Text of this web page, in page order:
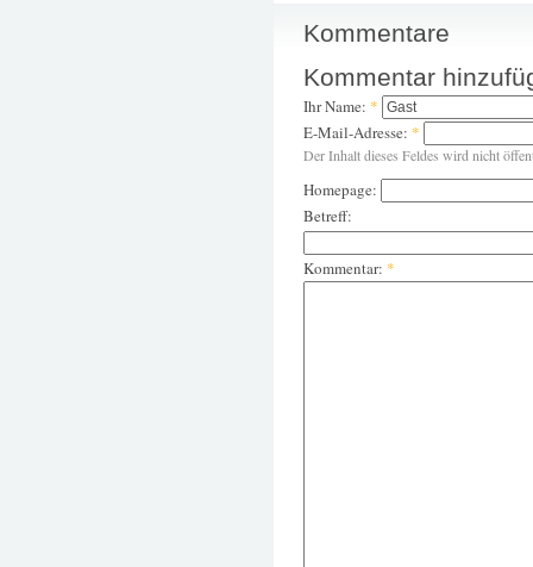
Kommentare
Kommentar
Ihr Name: *
E-Mail-Adresse: *
Der Inhalt dieses Feldes wird nicht
Homepage:
Betreff:
Kommentar: *